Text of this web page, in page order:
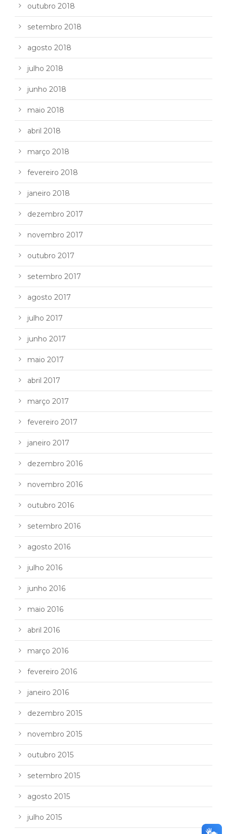
outubro 2018
setembro 2018
agosto 2018
julho 2018
junho 2018
maio 2018
abril 2018
março 2018
fevereiro 2018
janeiro 2018
dezembro 2017
novembro 2017
outubro 2017
setembro 2017
agosto 2017
julho 2017
junho 2017
maio 2017
abril 2017
março 2017
fevereiro 2017
janeiro 2017
dezembro 2016
novembro 2016
outubro 2016
setembro 2016
agosto 2016
julho 2016
junho 2016
maio 2016
abril 2016
março 2016
fevereiro 2016
janeiro 2016
dezembro 2015
novembro 2015
outubro 2015
setembro 2015
agosto 2015
julho 2015